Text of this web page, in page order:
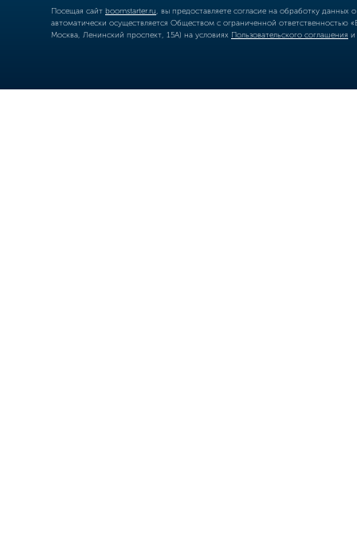
Посещая сайт boomstarter.ru , вы предоставляете согласие на обработку
автоматически осуществляется Обществом с ограниченной
Москва, Ленинский проспект, 15А) на условиях Пользовательского соглашения и